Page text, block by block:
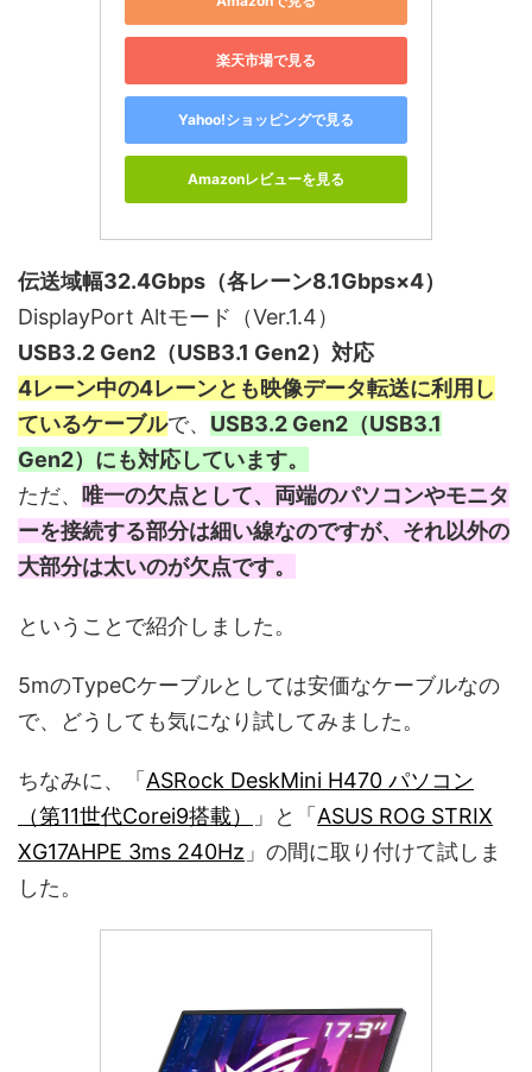
楽天市場で見る
Yahoo!ショッピングで見る
Amazonレビューを見る
伝送域幅32.4Gbps（各レーン8.1Gbps×4）
DisplayPort Altモード（Ver.1.4）
USB3.2 Gen2（USB3.1 Gen2）対応
4レーン中の4レーンとも映像データ転送に利用し
ているケーブルで、 USB3.2 Gen2（USB3.1
Gen2）にも対応しています。
ただ、 唯一の欠点として、両端のパソコンやモニタ
ーを接続する部分は細い線なのですが、それ以外の
大部分は太いのが欠点です。
ということで紹介しました。
5mのTypeCケーブルとしては安価なケーブルなの
で、どうしても気になり試してみました。
ちなみに、「ASRock DeskMini H470 パソコン
（第11世代Corei9搭載）
」と「ASUS ROG STRIX
XG17AHPE 3ms 240Hz 」の間に取り付けて試しま
した。